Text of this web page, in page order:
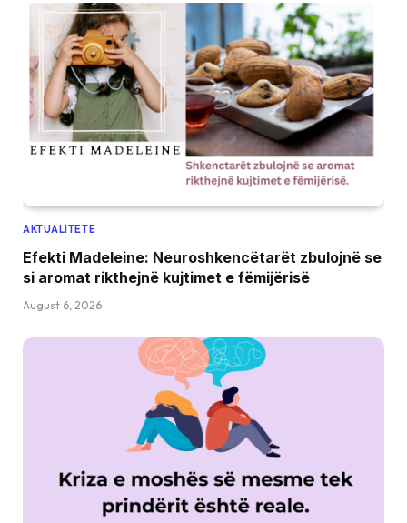
AKTUALITETE
Efekti Madeleine: Neuroshkencëtarët zbulojnë se
si aromat rikthejnë kujtimet e fëmijërisë
August 6, 2026